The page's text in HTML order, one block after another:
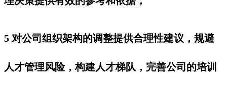
5 对公司组织架构的调整提供合理性建议，规避
人才管理风险，构建人才梯队，完善公司的培训